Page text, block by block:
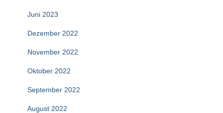
Juni 2023
Dezember 2022
November 2022
Oktober 2022
September 2022
August 2022